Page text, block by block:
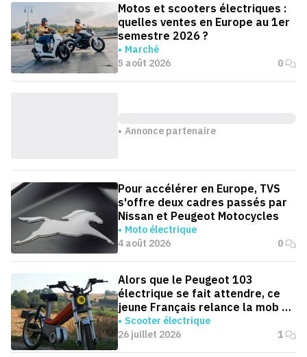
Motos et scooters électriques :
quelles ventes en Europe au 1er
semestre 2026 ?
Marché
5 août 2026
0
Annonce partenaire
Pour accélérer en Europe, TVS
s'offre deux cadres passés par
Nissan et Peugeot Motocycles
Moto électrique
4 août 2026
0
Alors que le Peugeot 103
électrique se fait attendre, ce
jeune Français relance la mob en
version électrique
Scooter électrique
26 juillet 2026
1